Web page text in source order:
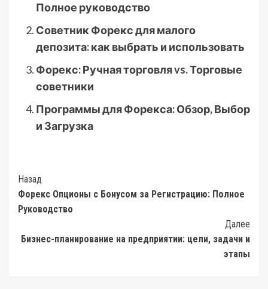
Полное руководство
Советник Форекс для малого
депозита: как выбрать и использовать
Форекс: Ручная торговля vs. Торговые
советники
Программы для Форекса: Обзор, Выбор
и Загрузка
Post
Navigation
Назад
Форекс Опционы с Бонусом за Регистрацию: Полное
Руководство
Далее
Бизнес-планирование на предприятии: цели, задачи и
этапы